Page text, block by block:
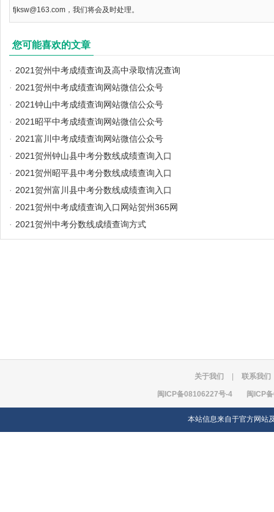
fjksw@163.com，我们将会及时处理。
您可能喜欢的文章
· 2021贺州中考成绩查询及高中录取情况查询
· 2021贺州中考成绩查询网站微信公众号
· 2021钟山中考成绩查询网站微信公众号
· 2021昭平中考成绩查询网站微信公众号
· 2021富川中考成绩查询网站微信公众号
· 2021贺州钟山县中考分数线成绩查询入口
· 2021贺州昭平县中考分数线成绩查询入口
· 2021贺州富川县中考分数线成绩查询入口
· 2021贺州中考成绩查询入口网站贺州365网
· 2021贺州中考分数线成绩查询方式
关于我们 联系我们
闽ICP备08106227号-4 闽ICP
本站信息来自于官方网站